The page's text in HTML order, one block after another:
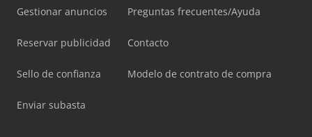
Gestionar anuncios
Reservar publicidad
Sello de confianza
Enviar subasta
Preguntas frecuentes/Ayuda
Contacto
Modelo de contrato de compra